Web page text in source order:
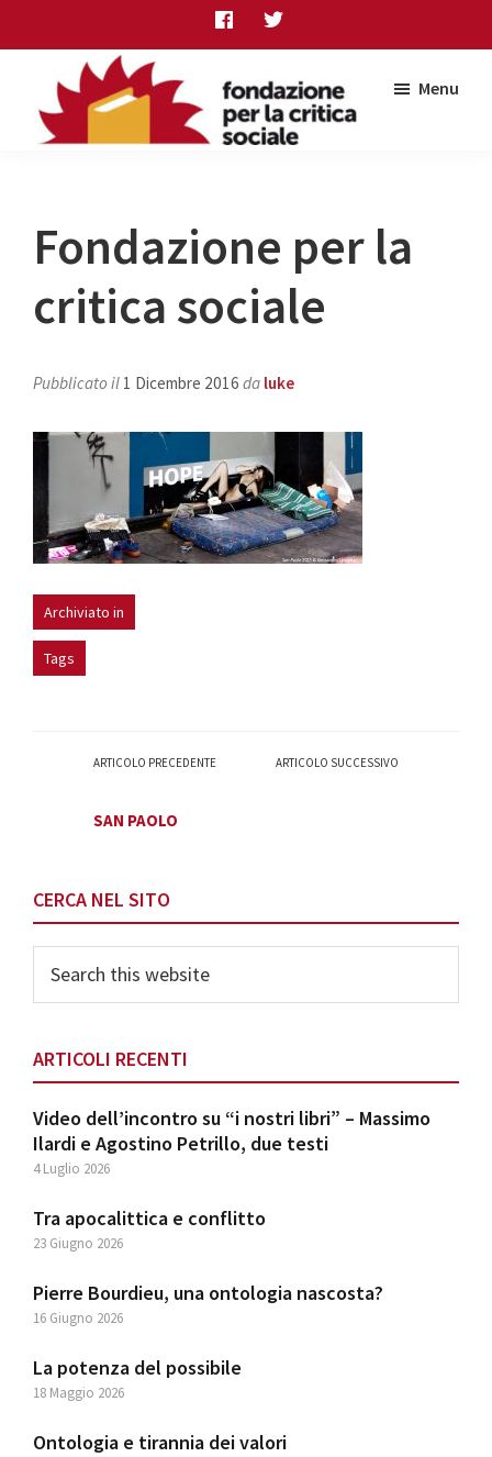
to
content
to
primary
sidebar
to
sociale
Menu
Fondazione per la
critica sociale
Pubblicato il 1 Dicembre 2016 da luke
Archiviato in
Tags
ARTICOLO PRECEDENTE
SAN PAOLO
ARTICOLO SUCCESSIVO
Primary
Sidebar
CERCA NEL SITO
this
ARTICOLI RECENTI
Video dell’incontro su “i nostri libri” – Massimo
Ilardi e Agostino Petrillo, due testi
4 Luglio 2026
Tra apocalittica e conflitto
23 Giugno 2026
Pierre Bourdieu, una ontologia nascosta?
16 Giugno 2026
La potenza del possibile
18 Maggio 2026
Ontologia e tirannia dei valori